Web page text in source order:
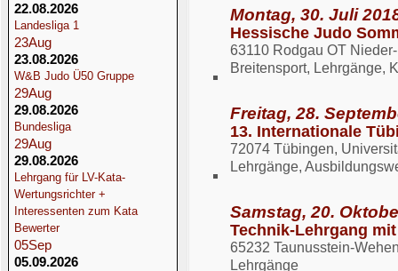
22.08.2026
Landesliga 1
23Aug
23.08.2026
W&B Judo Ü50 Gruppe
29Aug
29.08.2026
Bundesliga
29Aug
29.08.2026
Lehrgang für LV-Kata-
Wertungsrichter +
Interessenten zum Kata
Bewerter
05Sep
05.09.2026
Montag, 30. Juli
Hessische Judo
63110 Rodgau OT
Breitensport, Lehrgänge,
Freitag, 28.
13. Internationale
72074 Tübingen,
Lehrgänge,
Samstag, 20.
Technik-Lehrgang
65232 Taunusstein-
Lehrgänge